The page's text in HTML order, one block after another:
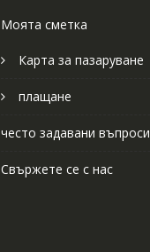
Моята сметка
Карта за пазаруване
плащане
често задавани въпроси
Свържете се с нас